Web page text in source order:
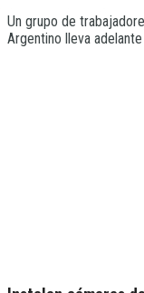
Un grupo de
Argentino lleva